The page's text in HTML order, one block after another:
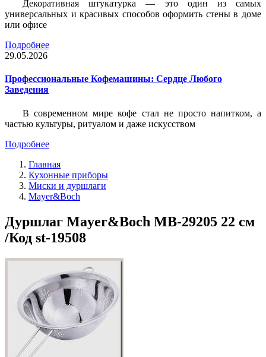
Декоративная штукатурка — это один из самых
универсальных и красивых способов оформить стены в доме
или офисе
Подробнее
29.05.2026
Профессиональные Кофемашины: Сердце Любого
Заведения
В современном мире кофе стал не просто напитком, а
частью культуры, ритуалом и даже искусством
Подробнее
Главная
Кухонные приборы
Миски и дуршлаги
Mayer&Boch
Дуршлаг Mayer&Boch MB-29205 22 см
/Код st-19508